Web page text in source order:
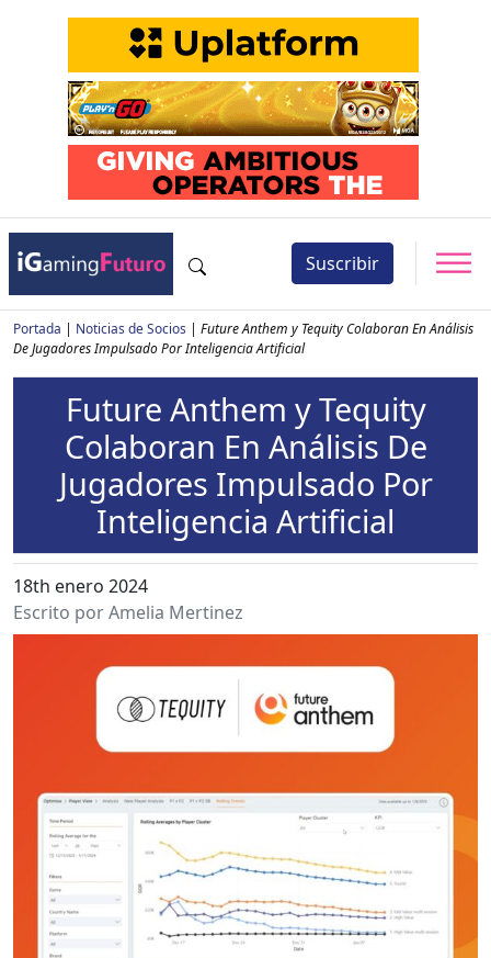
Suscribir
Portada | Noticias de Socios | Future Anthem y Tequity Colaboran En Análisis
De Jugadores Impulsado Por Inteligencia Artificial
Future Anthem y Tequity
Colaboran En Análisis De
Jugadores Impulsado Por
Inteligencia Artificial
18th enero 2024
Escrito por Amelia Mertinez